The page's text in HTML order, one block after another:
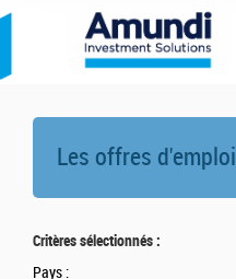
Les offres d'emploi
Critères sélectionnés :
Pays :